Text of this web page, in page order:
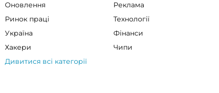
Оновлення
Реклама
Ринок праці
Технології
Україна
Фінанси
Хакери
Чипи
Дивитися всі категорії